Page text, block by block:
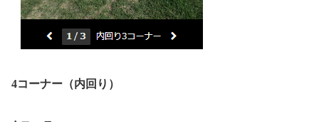
4コーナー（内回り）